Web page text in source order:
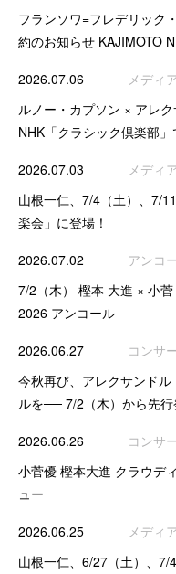
フランソワ=フレデリック
約のお知らせ KAJIMOTO
2026.07.06
メディ
ルノー・カプソン × アレク
NHK「クラシック倶楽部
2026.07.03
メディ
山根一仁、7/4（土）、7/
楽会」に登場！
2026.07.02
アンコ
7/2（木） 樫本 大進 × 小
2026 アンコール
2026.06.27
コンサ
今秋再び、アレクサンド
ルを── 7/2（木）から先行
2026.06.26
コンサ
小菅優 樫本大進 クラウデ
ュー
2026.06.25
メディ
山根一仁、6/27（土）、7/